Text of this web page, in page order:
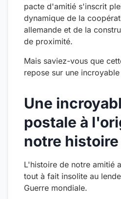
pacte d'amitié s'inscrit
dynamique de la
allemande et de la
de proximité.
Mais saviez-vous que
repose sur une
Une
postale à
notre histoire
L'histoire de notre amitié
tout à fait insolite au
Guerre mondiale.